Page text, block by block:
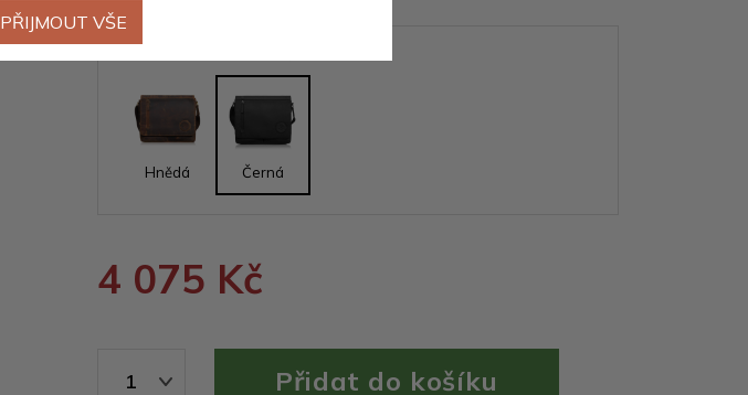
Barevné varianty
Hnědá Černá
4 075 Kč
1
PŘIJMOUT VŠE